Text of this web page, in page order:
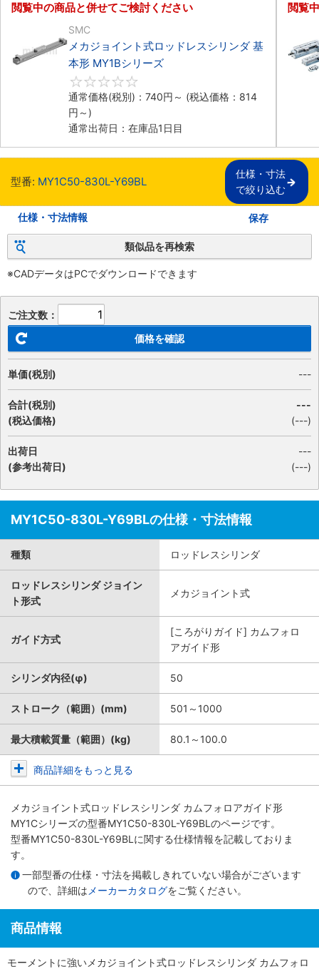
閲覧中の商品と併せてご検討ください
SMC
メカジョイント式ロッドレスシリンダ 基
本形 MY1Bシリーズ
通常価格(税別)： 740円 ～ (税込価格： 814
円 ～)
通常出荷日：在庫品1日目
閲覧
型番: MY1C50-830L-Y69BL
仕様・寸法
で絞り込む
仕様・寸法情報 保存
類似品を再検索
※CADデータはPCでダウンロードできます
ご注文数：
価格を確認
単価(税別) ---
合計(税別)
(税込価格)
---
(---)
出荷日
(参考出荷日)
---
(---)
MY1C50-830L-Y69BLの仕様・寸法情報
種類 ロッドレスシリンダ
ロッドレスシリンダ ジョイン
ト形式
メカジョイント式
ガイド方式
[ころがりガイド] カムフォロ
アガイド形
シリンダ内径(φ) 50
ストローク（範囲）(mm) 501～1000
最大積載質量（範囲）(kg) 80.1～100.0
商品詳細をもっと見る
メカジョイント式ロッドレスシリンダ カムフォロアガイド形
MY1Cシリーズの型番MY1C50-830L-Y69BLのページです。
型番MY1C50-830L-Y69BLに関する仕様情報を記載しておりま
す。
一部型番の仕様・寸法を掲載しきれていない場合がございます
ので、詳細は メーカーカタログをご覧ください。
商品情報
モーメントに強いメカジョイント式ロッドレスシリンダ カムフォロ